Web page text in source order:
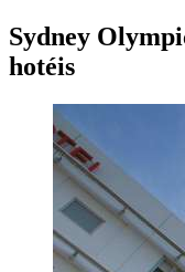
Sydney
hotéis